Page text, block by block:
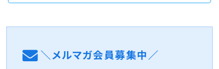
＼メルマガ会員募集中／